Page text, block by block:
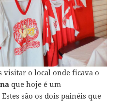
visitar o local onde ficava o
que hoje é um
são os dois painéis que